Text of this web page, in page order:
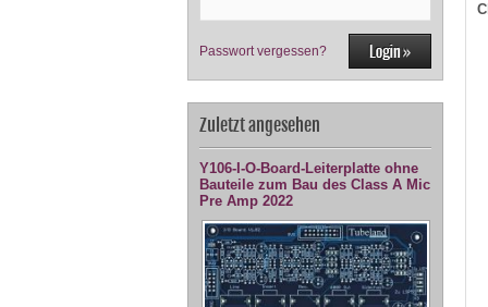
Passwort vergessen?
Zuletzt angesehen
Y106-I-O-Board-Leiterplatte ohne
Bauteile zum Bau des Class A Mic
Pre Amp 2022